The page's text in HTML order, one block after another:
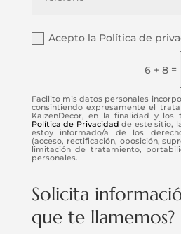
Acepto la Política de
6 + 8 =
Facilito mis datos personales
consintiendo expresamente el
KaizenDecor, en la finalidad y los
Política de Privacidad de este sitio,
estoy informado/a de los
(acceso, rectificación, oposición,
limitación de tratamiento,
personales.
Solicita
que te llamemos?